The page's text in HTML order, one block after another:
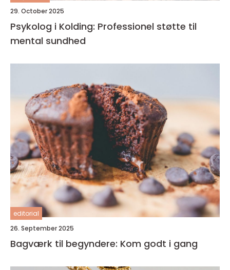
29. October 2025
Psykolog i Kolding: Professionel støtte til
mental sundhed
editorial
26. September 2025
Bagværk til begyndere: Kom godt i gang